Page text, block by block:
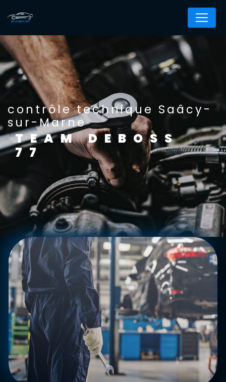
contrôle technique Saâcy-
sur-Marne
TEAM DEBOSS
77